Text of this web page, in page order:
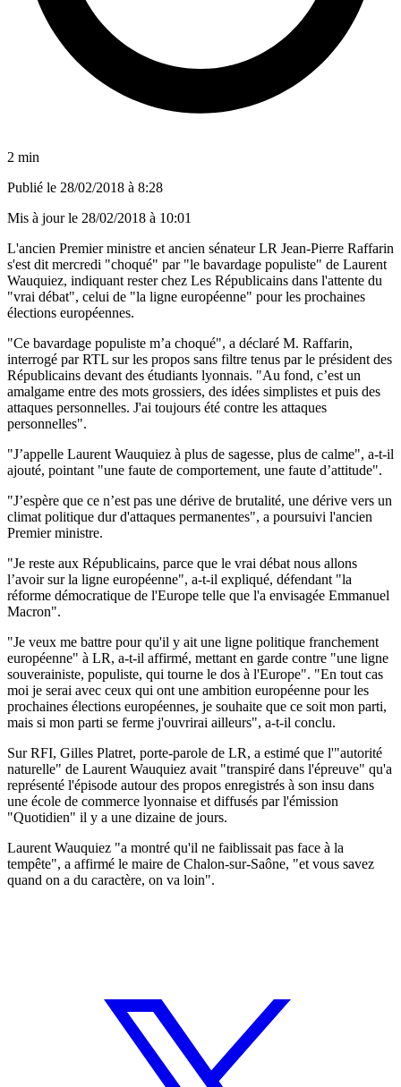
2 min
Publié le 28/02/2018 à 8:28
Mis à jour le 28/02/2018 à 10:01
L'ancien Premier ministre et ancien sénateur LR Jean-Pierre Raffarin
s'est dit mercredi "choqué" par "le bavardage populiste" de Laurent
Wauquiez, indiquant rester chez Les Républicains dans l'attente du
"vrai débat", celui de "la ligne européenne" pour les prochaines
élections européennes.
"Ce bavardage populiste m’a choqué", a déclaré M. Raffarin,
interrogé par RTL sur les propos sans filtre tenus par le président des
Républicains devant des étudiants lyonnais. "Au fond, c’est un
amalgame entre des mots grossiers, des idées simplistes et puis des
attaques personnelles. J'ai toujours été contre les attaques
personnelles".
"J’appelle Laurent Wauquiez à plus de sagesse, plus de calme", a-t-il
ajouté, pointant "une faute de comportement, une faute d’attitude".
"J’espère que ce n’est pas une dérive de brutalité, une dérive vers un
climat politique dur d'attaques permanentes", a poursuivi l'ancien
Premier ministre.
"Je reste aux Républicains, parce que le vrai débat nous allons
l’avoir sur la ligne européenne", a-t-il expliqué, défendant "la
réforme démocratique de l'Europe telle que l'a envisagée Emmanuel
Macron".
"Je veux me battre pour qu'il y ait une ligne politique franchement
européenne" à LR, a-t-il affirmé, mettant en garde contre "une ligne
souverainiste, populiste, qui tourne le dos à l'Europe". "En tout cas
moi je serai avec ceux qui ont une ambition européenne pour les
prochaines élections européennes, je souhaite que ce soit mon parti,
mais si mon parti se ferme j'ouvrirai ailleurs", a-t-il conclu.
Sur RFI, Gilles Platret, porte-parole de LR, a estimé que l'"autorité
naturelle" de Laurent Wauquiez avait "transpiré dans l'épreuve" qu'a
représenté l'épisode autour des propos enregistrés à son insu dans
une école de commerce lyonnaise et diffusés par l'émission
"Quotidien" il y a une dizaine de jours.
Laurent Wauquiez "a montré qu'il ne faiblissait pas face à la
tempête", a affirmé le maire de Chalon-sur-Saône, "et vous savez
quand on a du caractère, on va loin".